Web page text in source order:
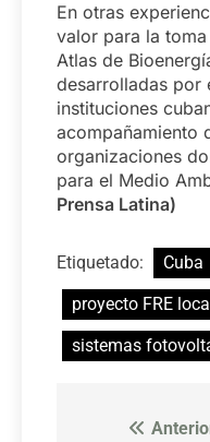
En otras
valor para la
Atlas de
desarrolladas por
instituciones
acompañamiento
organizaciones
para el Medio
Prensa Latina)
Etiquetado: Cuba
proyecto FRE local
sistemas